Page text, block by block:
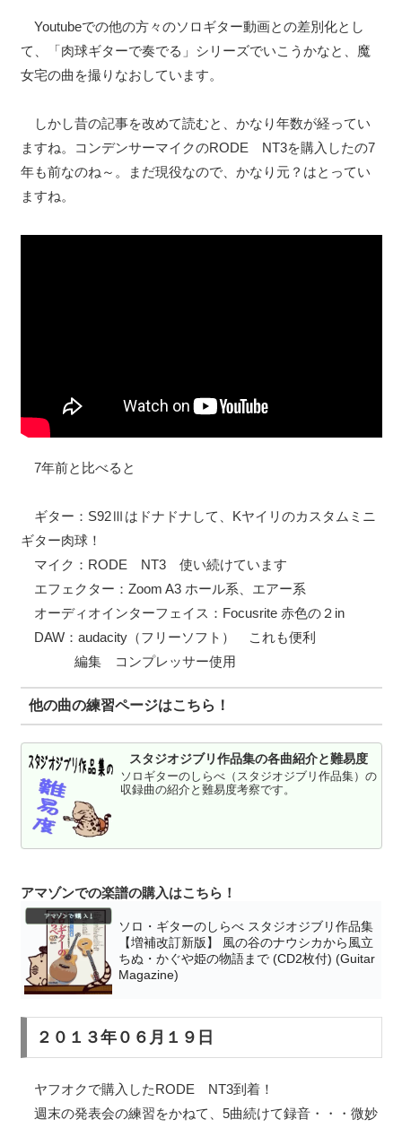
Youtubeでの他の方々のソロギター動画との差別化とし
て、「肉球ギターで奏でる」シリーズでいこうかなと、魔
女宅の曲を撮りなおしています。
しかし昔の記事を改めて読むと、かなり年数が経ってい
ますね。コンデンサーマイクのRODE NT3を購入したの7
年も前なのね～。まだ現役なので、かなり元？はとってい
ますね。
7年前と比べると
ギター：S92Ⅲはドナドナして、Kヤイリのカスタムミニ
ギター肉球！
マイク：RODE NT3 使い続けています
エフェクター：Zoom A3 ホール系、エアー系
オーディオインターフェイス：Focusrite 赤色の２in
DAW：audacity（フリーソフト） これも便利
編集 コンプレッサー使用
他の曲の練習ページはこちら！
スタジオジブリ作品集の各曲紹介と難易度
ソロギターのしらべ（スタジオジブリ作品集）の
収録曲の紹介と難易度考察です。
アマゾンでの楽譜の購入はこちら！
ソロ・ギターのしらべ スタジオジブリ作品集
【増補改訂新版】 風の谷のナウシカから風立
ちぬ・かぐや姫の物語まで (CD2枚付) (Guitar
Magazine)
２０１３年０６月１９日
ヤフオクで購入したRODE NT3到着！
週末の発表会の練習をかねて、5曲続けて録音・・・微妙